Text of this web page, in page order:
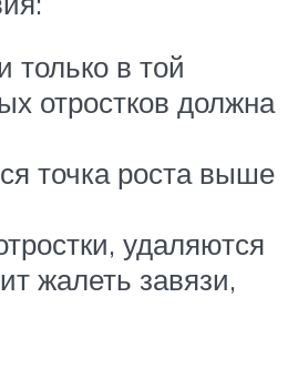
только в той
отростков должна
точка роста выше
удаляются
жалеть завязи,